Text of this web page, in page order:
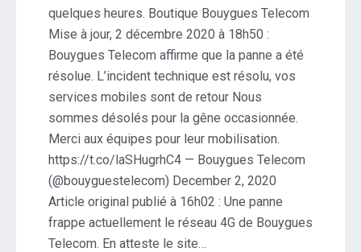
quelques heures. Boutique Bouygues Telecom
Mise à jour, 2 décembre 2020 à 18h50 :
Bouygues Telecom affirme que la panne a été
résolue. L’incident technique est résolu, vos
services mobiles sont de retour Nous
sommes désolés pour la gêne occasionnée.
Merci aux équipes pour leur mobilisation.
https://t.co/laSHugrhC4 — Bouygues Telecom
(@bouyguestelecom) December 2, 2020
Article original publié à 16h02 : Une panne
frappe actuellement le réseau 4G de Bouygues
Telecom. En atteste le site…